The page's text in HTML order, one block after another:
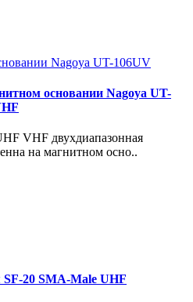
основании Nagoya UT-
VHF двухдиапазонная
на магнитном осно..
20 SMA-Male UHF